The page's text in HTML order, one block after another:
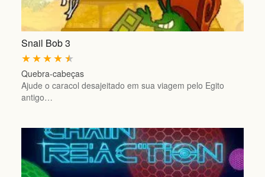
Snail Bob 3
★
★
★
★
★
Quebra-cabeças
Ajude o caracol desajeitado em sua viagem pelo Egito
antigo…